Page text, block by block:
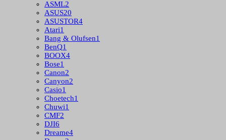
ASML2
ASUS20
ASUSTOR4
Atari1
Bang & Olufsen1
BenQ1
BOOX4
Bose1
Canon2
Canyon2
Casio1
Choetech1
Chuwi1
CMF2
DJI6
Dreame4